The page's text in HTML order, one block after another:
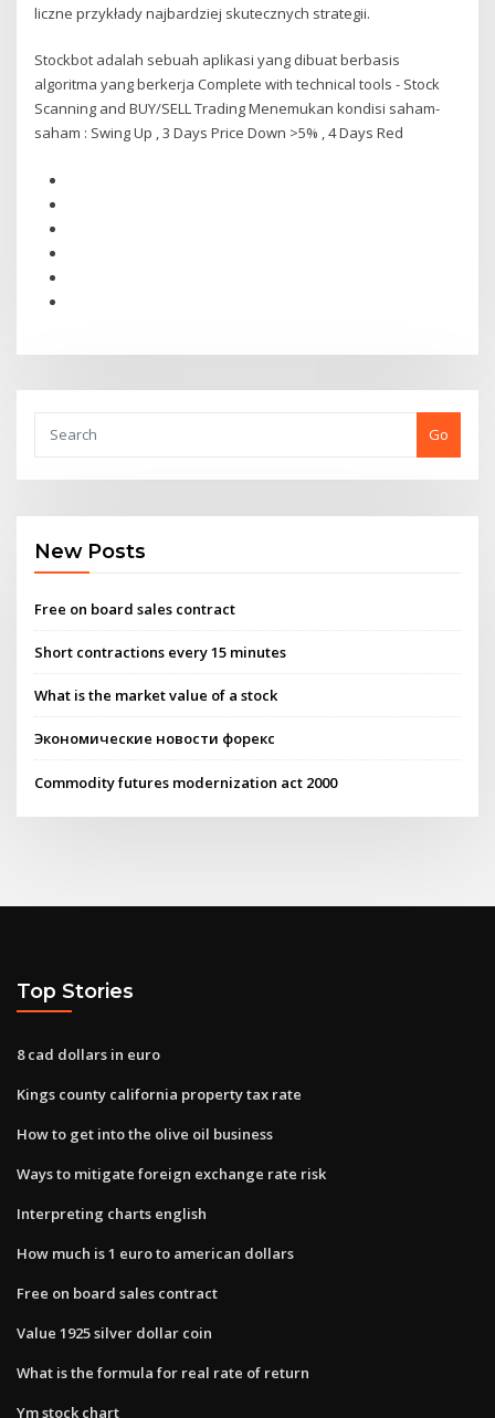
liczne przykłady najbardziej skutecznych strategii.
Stockbot adalah sebuah aplikasi yang dibuat berbasis
algoritma yang berkerja Complete with technical tools - Stock
Scanning and BUY/SELL Trading Menemukan kondisi saham-
saham : Swing Up , 3 Days Price Down >5% , 4 Days Red
Go
New Posts
Free on board sales contract
Short contractions every 15 minutes
What is the market value of a stock
Экономические новости форекс
Commodity futures modernization act 2000
Top Stories
8 cad dollars in euro
Kings county california property tax rate
How to get into the olive oil business
Ways to mitigate foreign exchange rate risk
Interpreting charts english
How much is 1 euro to american dollars
Free on board sales contract
Value 1925 silver dollar coin
What is the formula for real rate of return
Ym stock chart